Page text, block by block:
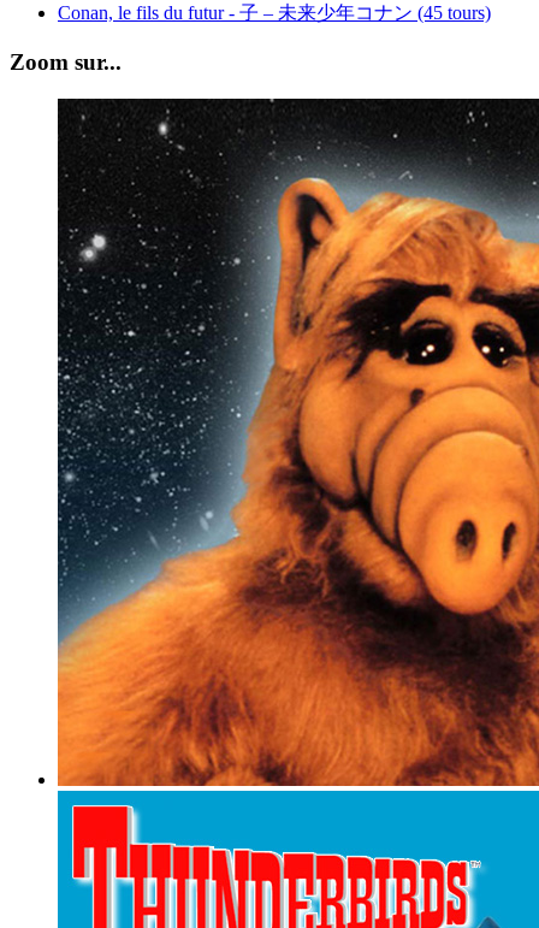
Conan, le fils du futur - 子 – 未来少年コナン (45 tours)
Zoom sur...